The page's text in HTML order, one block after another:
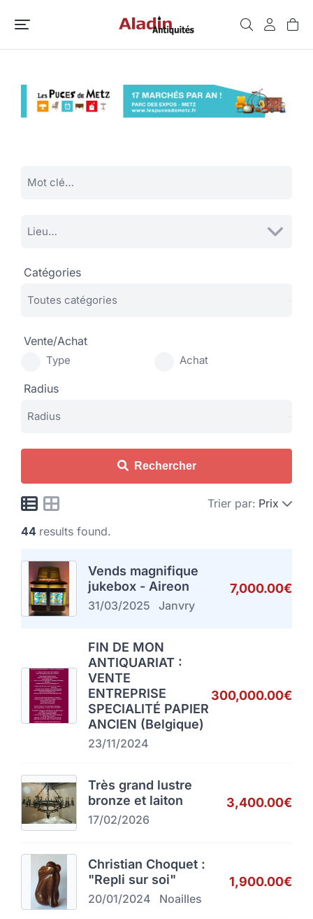
Catégories
Vente/Achat
Type Achat
Radius
Rechercher
Trier par: Prix
44 results found.
Vends magnifique
jukebox - Aireon
31/03/2025 Janvry
7,000.00€
FIN DE MON
ANTIQUARIAT :
VENTE
ENTREPRISE
SPECIALITÉ PAPIER
ANCIEN (Belgique)
23/11/2024
300,000.00€
Très grand lustre
bronze et laiton
17/02/2026
3,400.00€
Christian Choquet :
"Repli sur soi"
20/01/2024 Noailles
1,900.00€